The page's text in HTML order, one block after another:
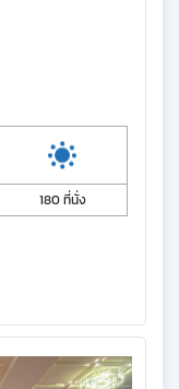
180 ที่นั่ง